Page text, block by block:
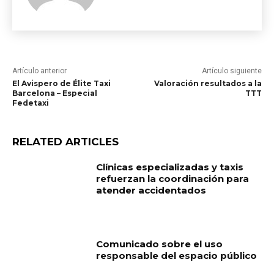
Artículo anterior
El Avispero de Élite Taxi
Barcelona – Especial
Fedetaxi
Artículo siguiente
Valoración resultados a la
TTT
RELATED ARTICLES
Clínicas especializadas y taxis
refuerzan la coordinación para
atender accidentados
Comunicado sobre el uso
responsable del espacio público